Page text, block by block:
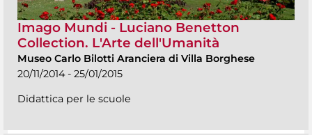
Imago Mundi - Luciano Benetton
Collection. L'Arte dell'Umanità
Museo Carlo Bilotti Aranciera di Villa Borghese
20/11/2014 - 25/01/2015
Didattica per le scuole